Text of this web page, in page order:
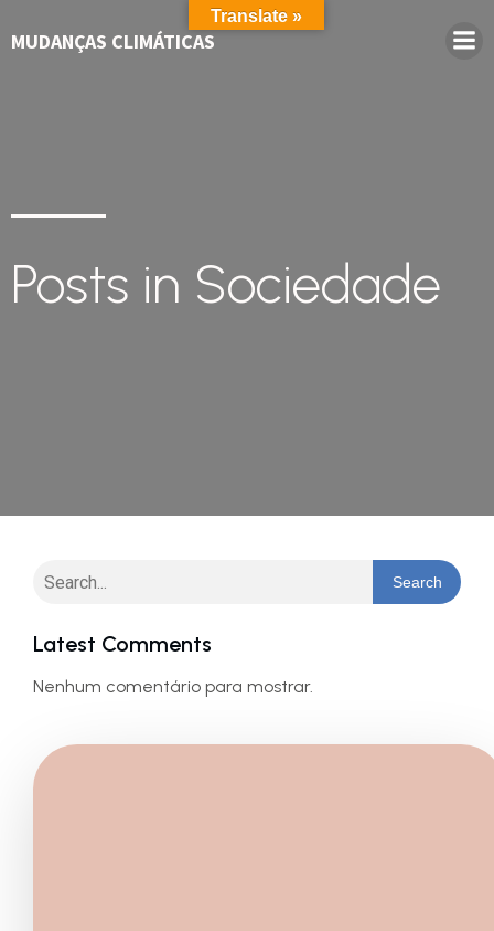
MUDANÇAS CLIMÁTICAS
Posts in Sociedade
Search
Latest Comments
Nenhum comentário para mostrar.
Translate »